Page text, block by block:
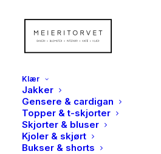
Klær
Jakker
Gensere & cardigan
Topper & t-skjorter
Skjorter & bluser
Kjoler & skjørt
Bukser & shorts